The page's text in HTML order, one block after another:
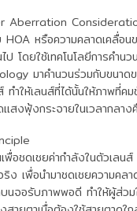
Aberration
HOA หรือความคลาดเคลื่อ
ป โดยใช้เทคโนโลยีการคำน
มาคำนวนร่วมกับขนาดข
ทำให้เลนส์ที่ได้นั้นให้ภาพที่ค
สงฟุ้งกระจายในเวลากลาง
เพื่อชดเชยค่ากำลังในตัวเลน
ง เพื่อนำมาชดเชยความคล
นจอรับภาพพอดี ทำให้ผู้ส่ว